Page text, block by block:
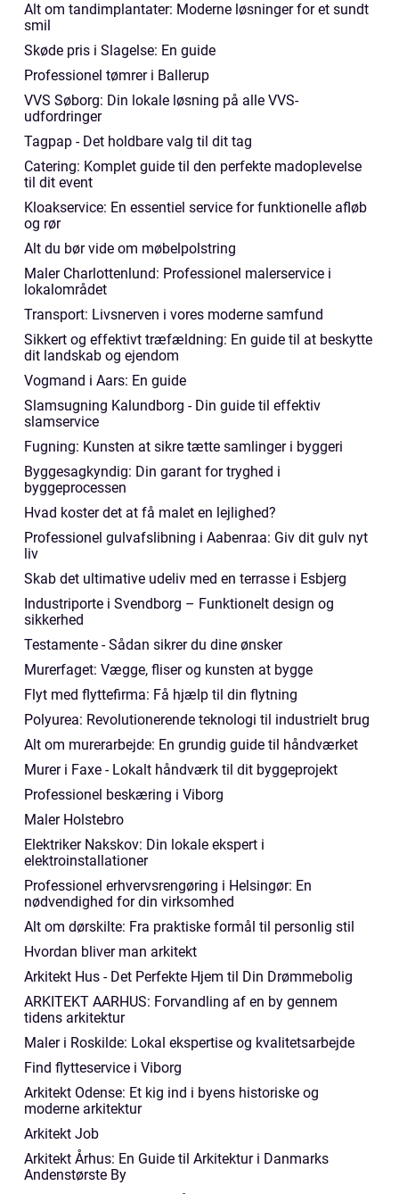
Alt om tandimplantater: Moderne løsninger for et sundt
smil
Skøde pris i Slagelse: En guide
Professionel tømrer i Ballerup
VVS Søborg: Din lokale løsning på alle VVS-
udfordringer
Tagpap - Det holdbare valg til dit tag
Catering: Komplet guide til den perfekte madoplevelse
til dit event
Kloakservice: En essentiel service for funktionelle afløb
og rør
Alt du bør vide om møbelpolstring
Maler Charlottenlund: Professionel malerservice i
lokalområdet
Transport: Livsnerven i vores moderne samfund
Sikkert og effektivt træfældning: En guide til at beskytte
dit landskab og ejendom
Vogmand i Aars: En guide
Slamsugning Kalundborg - Din guide til effektiv
slamservice
Fugning: Kunsten at sikre tætte samlinger i byggeri
Byggesagkyndig: Din garant for tryghed i
byggeprocessen
Hvad koster det at få malet en lejlighed?
Professionel gulvafslibning i Aabenraa: Giv dit gulv nyt
liv
Skab det ultimative udeliv med en terrasse i Esbjerg
Industriporte i Svendborg – Funktionelt design og
sikkerhed
Testamente - Sådan sikrer du dine ønsker
Murerfaget: Vægge, fliser og kunsten at bygge
Flyt med flyttefirma: Få hjælp til din flytning
Polyurea: Revolutionerende teknologi til industrielt brug
Alt om murerarbejde: En grundig guide til håndværket
Murer i Faxe - Lokalt håndværk til dit byggeprojekt
Professionel beskæring i Viborg
Maler Holstebro
Elektriker Nakskov: Din lokale ekspert i
elektroinstallationer
Professionel erhvervsrengøring i Helsingør: En
nødvendighed for din virksomhed
Alt om dørskilte: Fra praktiske formål til personlig stil
Hvordan bliver man arkitekt
Arkitekt Hus - Det Perfekte Hjem til Din Drømmebolig
ARKITEKT AARHUS: Forvandling af en by gennem
tidens arkitektur
Maler i Roskilde: Lokal ekspertise og kvalitetsarbejde
Find flytteservice i Viborg
Arkitekt Odense: Et kig ind i byens historiske og
moderne arkitektur
Arkitekt Job
Arkitekt Århus: En Guide til Arkitektur i Danmarks
Andenstørste By